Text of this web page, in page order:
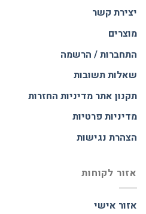
יצירת קשר
מוצרים
התחברות / הרשמה
שאלות תשובות
תקנון אתרמדיניות החזרות
מדיניות פרטיות
הצהרת נגישות
אזור לקוחות
אזור אישי